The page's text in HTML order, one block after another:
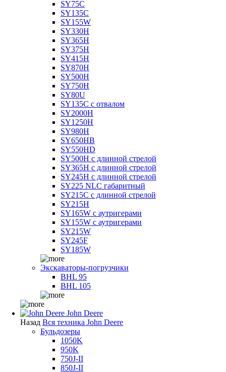
SY75C
SY135C
SY155W
SY330H
SY365H
SY375H
SY415H
SY870H
SY500H
SY750H
SY80U
SY135C с отвалом
SY2000H
SY1250H
SY980H
SY650HB
SY550HD
SY500H с длинной стрелой
SY365H с длинной стрелой
SY245H с длинной стрелой
SY225 NLC габаритный
SY215C с длинной стрелой
SY215H
SY165W с аутригерами
SY155W с аутригерами
SY215W
SY245F
SY185W
Экскаваторы-погрузчики
BHL 95
BHL 105
John Deere
Назад Вся техника John Deere
Бульдозеры
1050K
950K
750J-II
850J-II